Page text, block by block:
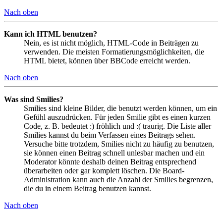
Nach oben
Kann ich HTML benutzen?
Nein, es ist nicht möglich, HTML-Code in Beiträgen zu
verwenden. Die meisten Formatierungsmöglichkeiten, die
HTML bietet, können über BBCode erreicht werden.
Nach oben
Was sind Smilies?
Smilies sind kleine Bilder, die benutzt werden können, um ein
Gefühl auszudrücken. Für jeden Smilie gibt es einen kurzen
Code, z. B. bedeutet :) fröhlich und :( traurig. Die Liste aller
Smilies kannst du beim Verfassen eines Beitrags sehen.
Versuche bitte trotzdem, Smilies nicht zu häufig zu benutzen,
sie können einen Beitrag schnell unlesbar machen und ein
Moderator könnte deshalb deinen Beitrag entsprechend
überarbeiten oder gar komplett löschen. Die Board-
Administration kann auch die Anzahl der Smilies begrenzen,
die du in einem Beitrag benutzen kannst.
Nach oben